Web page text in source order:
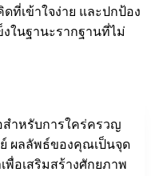
ที่เข้าใจง่าย และปกป้อง
ในฐานะรากฐานที่ไม่
สำหรับการใคร่ครวญ
ผลลัพธ์ของคุณเป็นจุด
พื่อเสริมสร้างศักยภาพ